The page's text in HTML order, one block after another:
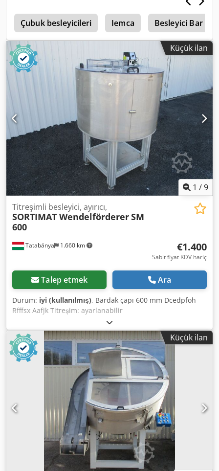
Çubuk besleyicileri Iemca Besleyici Bar
Küçük ilan
1 /9
Tatabánya 1.660 km
Titreşimli besleyici, ayırıcı,
SORTIMAT WendelfördererSM
600
€1.400
Sabit fiyat KDV hariç
Talep etmek Ara
Durum: iyi (kullanılmış), Bardak çapı 600 mm Dcedpfoh
Rfffsx Aafjk Titreşim: ayarlanabilir
Küçük ilan